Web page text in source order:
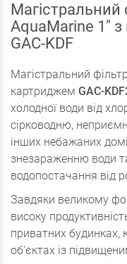
Магістральний
AquaMarine 1"
GAC-KDF
Магістральний фільтр
картриджем GAC-
холодної води від
сірководню,
інших небажаних
знезараженню води
водопостачання від
Завдяки великому
високу
приватних будинках,
об'єктах із